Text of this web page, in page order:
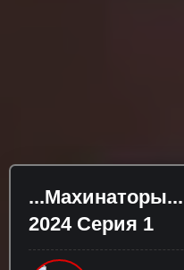
2024 Серия 1